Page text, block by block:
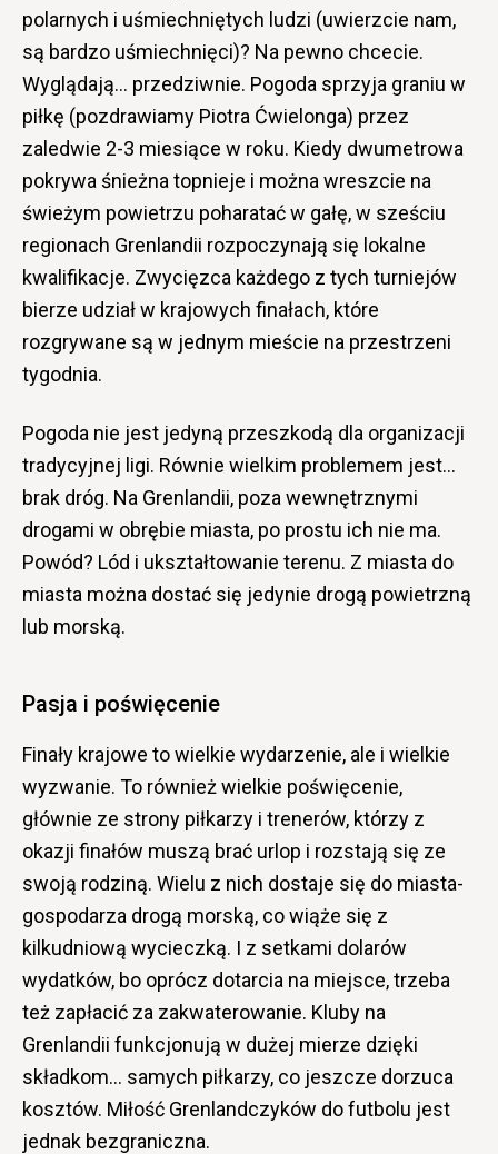
polarnych i uśmiechniętych ludzi (uwierzcie nam,
są bardzo uśmiechnięci)? Na pewno chcecie.
Wyglądają… przedziwnie. Pogoda sprzyja graniu w
piłkę (pozdrawiamy Piotra Ćwielonga) przez
zaledwie 2-3 miesiące w roku. Kiedy dwumetrowa
pokrywa śnieżna topnieje i można wreszcie na
świeżym powietrzu poharatać w gałę, w sześciu
regionach Grenlandii rozpoczynają się lokalne
kwalifikacje. Zwycięzca każdego z tych turniejów
bierze udział w krajowych finałach, które
rozgrywane są w jednym mieście na przestrzeni
tygodnia.
Pogoda nie jest jedyną przeszkodą dla organizacji
tradycyjnej ligi. Równie wielkim problemem jest…
brak dróg. Na Grenlandii, poza wewnętrznymi
drogami w obrębie miasta, po prostu ich nie ma.
Powód? Lód i ukształtowanie terenu. Z miasta do
miasta można dostać się jedynie drogą powietrzną
lub morską.
Pasja i poświęcenie
Finały krajowe to wielkie wydarzenie, ale i wielkie
wyzwanie. To również wielkie poświęcenie,
głównie ze strony piłkarzy i trenerów, którzy z
okazji finałów muszą brać urlop i rozstają się ze
swoją rodziną. Wielu z nich dostaje się do miasta-
gospodarza drogą morską, co wiąże się z
kilkudniową wycieczką. I z setkami dolarów
wydatków, bo oprócz dotarcia na miejsce, trzeba
też zapłacić za zakwaterowanie. Kluby na
Grenlandii funkcjonują w dużej mierze dzięki
składkom… samych piłkarzy, co jeszcze dorzuca
kosztów. Miłość Grenlandczyków do futbolu jest
jednak bezgraniczna.